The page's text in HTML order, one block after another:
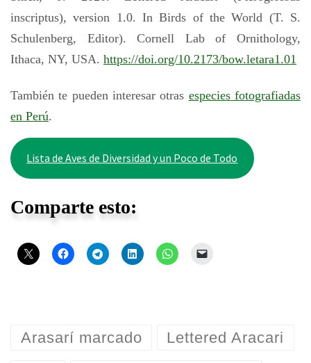
inscriptus), version 1.0. In Birds of the World (T. S.
Schulenberg, Editor). Cornell Lab of Ornithology,
Ithaca, NY, USA. https://doi.org/10.2173/bow.letara1.01
También te pueden interesar otras especies fotografiadas
en Perú.
Lista de Aves de Diversidad y un Poco de Todo
Comparte esto:
Arasarí marcado Lettered Aracari